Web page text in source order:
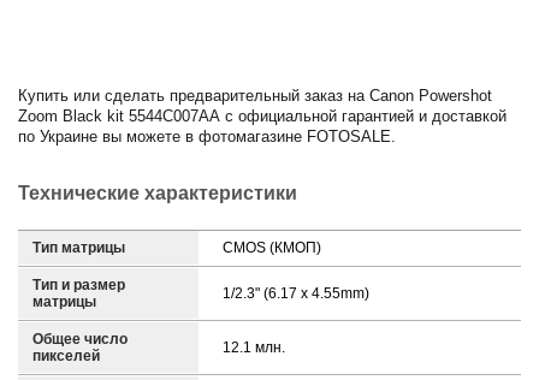
Купить или сделать предварительный заказ на Canon Powershot
Zoom Black kit 5544C007AA с официальной гарантией и доставкой
по Украине вы можете в фотомагазине FOTOSALE.
Технические характеристики
Тип матрицы CMOS (КМОП)
Тип и размер
матрицы
1/2.3" (6.17 x 4.55mm)
Общее число
пикселей
12.1 млн.